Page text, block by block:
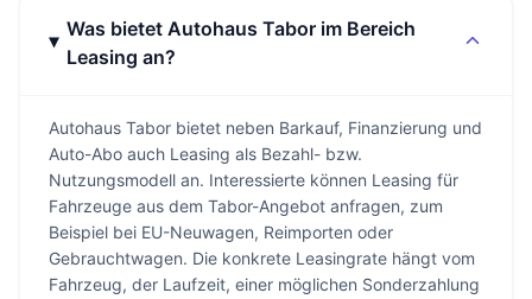
Was bietet Autohaus Tabor im Bereich
Leasing an?
Autohaus Tabor bietet neben Barkauf, Finanzierung und
Auto-Abo auch Leasing als Bezahl- bzw.
Nutzungsmodell an. Interessierte können Leasing für
Fahrzeuge aus dem Tabor-Angebot anfragen, zum
Beispiel bei EU-Neuwagen, Reimporten oder
Gebrauchtwagen. Die konkrete Leasingrate hängt vom
Fahrzeug, der Laufzeit, einer möglichen Sonderzahlung